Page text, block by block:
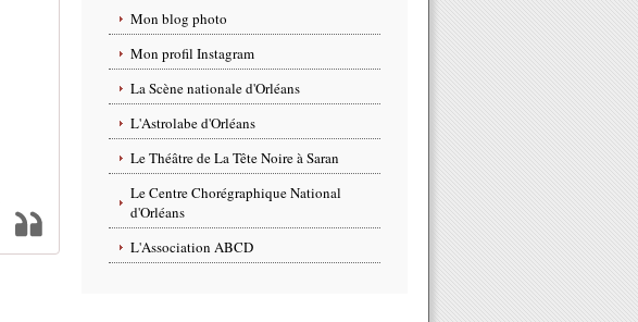
Mon blog photo
Mon profil Instagram
La Scène nationale d'Orléans
L'Astrolabe d'Orléans
Le Théâtre de La Tête Noire à Saran
Le Centre Chorégraphique National
d'Orléans
L'Association ABCD